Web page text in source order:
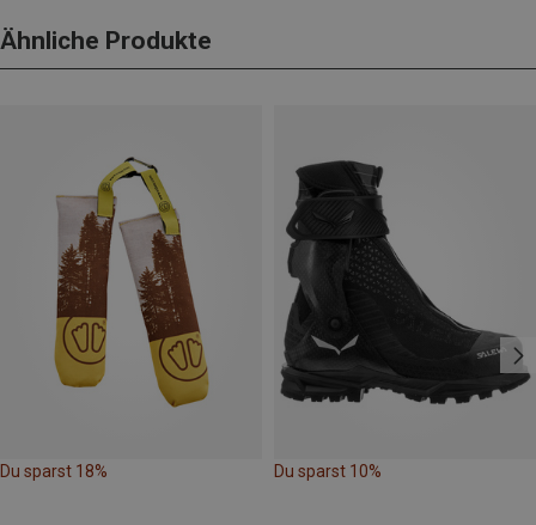
Ähnliche Produkte
Du sparst 18% Du sparst 10%